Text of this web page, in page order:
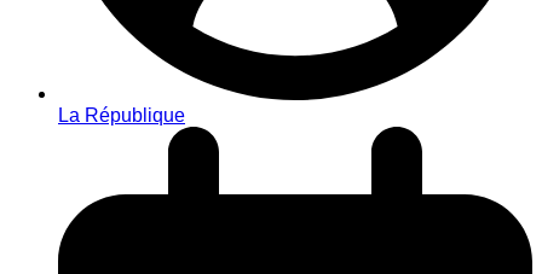
La République